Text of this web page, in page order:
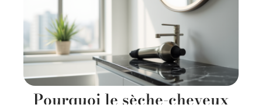
Pourquoi le sèche-cheveux